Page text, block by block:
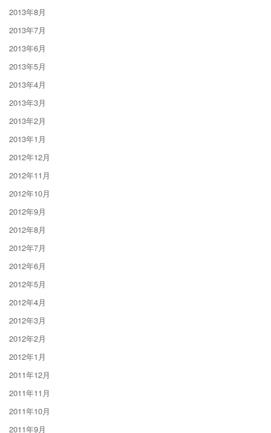
2013年8月
2013年7月
2013年6月
2013年5月
2013年4月
2013年3月
2013年2月
2013年1月
2012年12月
2012年11月
2012年10月
2012年9月
2012年8月
2012年7月
2012年6月
2012年5月
2012年4月
2012年3月
2012年2月
2012年1月
2011年12月
2011年11月
2011年10月
2011年9月